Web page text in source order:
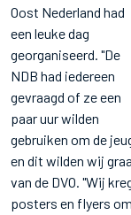
Oost Nederland had
een leuke dag
georganiseerd. "De
NDB had iedereen
gevraagd of ze een
paar uur wilden
gebruiken om de
en dit wilden wij
van de DVO. "Wij
posters en flyers